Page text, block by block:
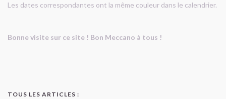
Les dates correspondantes ont la même couleur dans le calendrier.
Bonne visite sur ce site ! Bon Meccano à tous !
TOUS LES ARTICLES :